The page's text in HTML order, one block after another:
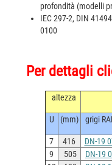
profondità (modelli
IEC 297-2, DIN
0100
Per dettagli
altezza
U (mm) grigi
7 416 DN-19
9
505 DN-19